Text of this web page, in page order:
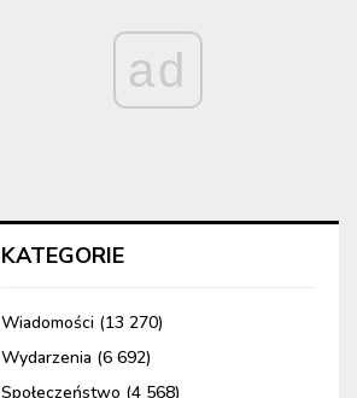
ad
KATEGORIE
Wiadomości (13 270)
Wydarzenia (6 692)
Społeczeństwo (4 568)